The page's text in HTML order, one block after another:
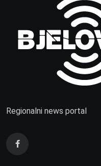
Regionalni news portal